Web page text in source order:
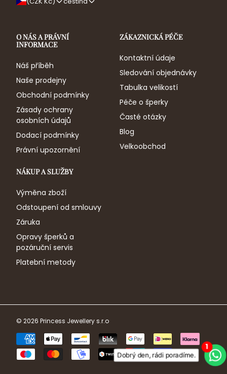
O NÁS A PRÁVNÍ
INFORMACE
Náš příběh
Naše prodejny
Obchodní podmínky
Zásady ochrany
osobních údajů
Dodací podmínky
Právní upozornění
ZÁKAZNICKÁ PÉČE
Kontaktní údaje
Sledování objednávky
Tabulka velikostí
Péče o šperky
Časté otázky
Blog
Velkoobchod
NÁKUP A SLUŽBY
Výměna zboží
Odstoupení od smlouvy
Záruka
Opravy šperků a
pozáruční servis
Platební metody
© 2026 Princess Jewellery s.r.o
Dobrý den, rádi poradíme.
1